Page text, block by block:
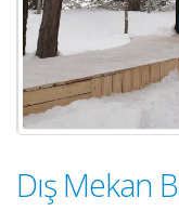
Dış Mekan